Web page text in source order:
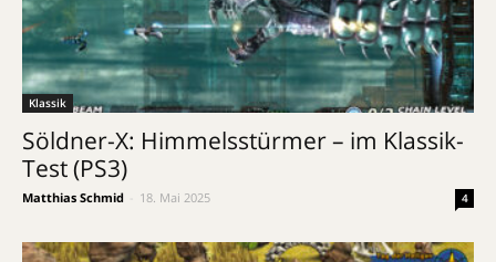
Klassik
Söldner-X: Himmelsstürmer – im Klassik-
Test (PS3)
Matthias Schmid 18. Mai 2025 4